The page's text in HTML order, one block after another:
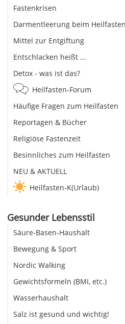
Fastenkrisen
Darmentleerung beim Heilfasten
Mittel zur Entgiftung
Entschlacken heißt ...
Detox - was ist das?
Heilfasten-Forum
Häufige Fragen zum Heilfasten
Reportagen & Bücher
Religiöse Fastenzeit
Besinnliches zum Heilfasten
NEU & AKTUELL
Heilfasten-K(Urlaub)
Gesunder Lebensstil
Säure-Basen-Haushalt
Bewegung & Sport
Nordic Walking
Gewichtsformeln (BMI, etc.)
Wasserhaushalt
Salz ist gesund und wichtig!